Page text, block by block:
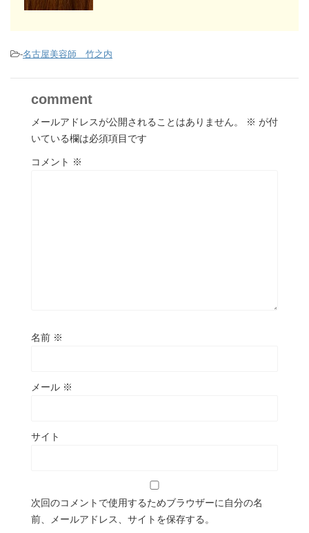
-名古屋美容師 竹之内
comment
メールアドレスが公開されることはありません。 ※ が付
いている欄は必須項目です
コメント ※
名前 ※
メール ※
サイト
次回のコメントで使用するためブラウザーに自分の名
前、メールアドレス、サイトを保存する。